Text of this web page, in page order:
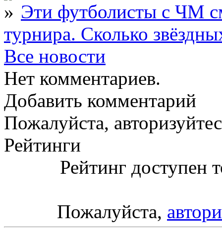
Эти футболисты с ЧМ
турнира. Сколько
Все новости
Нет комментариев.
Добавить комментарий
Пожалуйста,
Рейтинги
Рейтинг доступен
Пожалуйста,